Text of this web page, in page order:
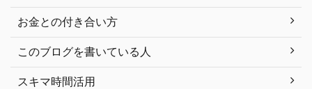
お金との付き合い方
このブログを書いている人
スキマ時間活用